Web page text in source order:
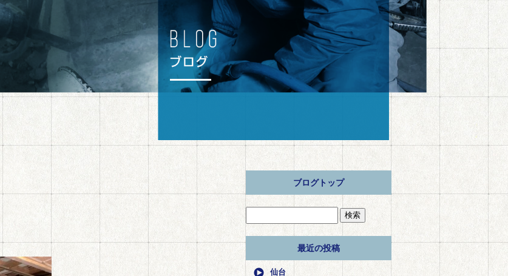
ブログトップ
最近の投稿
仙台